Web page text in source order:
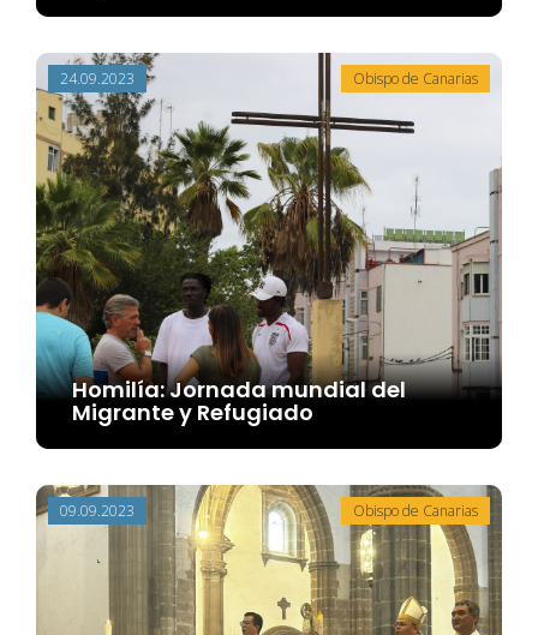
24.09.2023 Obispo de Canarias
Homilía: Jornada mundial del
Migrante y Refugiado
09.09.2023 Obispo de Canarias